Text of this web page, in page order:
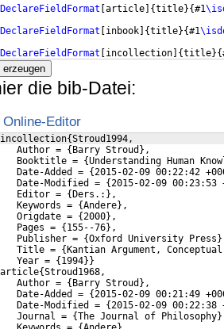
[article] {title}{#1
[inbook] {title}{#1
[incollection] {title}{
erzeugen
die bib-Datei:
Editor
Author = {Barry Stroud},
Booktitle = {Understanding Human
Date-Added = {2015-02-09 00:22:42
Date-Modified = {2015-02-09 00:23:53
Editor = {Ders.:},
Keywords = {Andere},
Origdate = {2000},
Pages = {155--76},
Publisher = {Oxford University
Title = {Kantian Argument,
Year = {1994}}
Author = {Barry Stroud},
Date-Added = {2015-02-09 00:21:49
Date-Modified = {2015-02-09 00:22:38
Journal = {The Journal of